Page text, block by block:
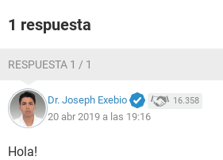
1 respuesta
RESPUESTA 1 / 1
Dr. Joseph Exebio 16.358
20 abr 2019 a las 19:16
Hola!